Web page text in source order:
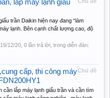
lắp máy lạnh giấu
trần Daikin hiện nay đang “làm
lạnh. Bên cạnh chất lượng cao, độ
19/12/20 , 0 lần trả lời, trong diễn đàn:
Chủ đề
cấp, thi công máy
cần lắp máy lạnh giấu trần và cần tìm